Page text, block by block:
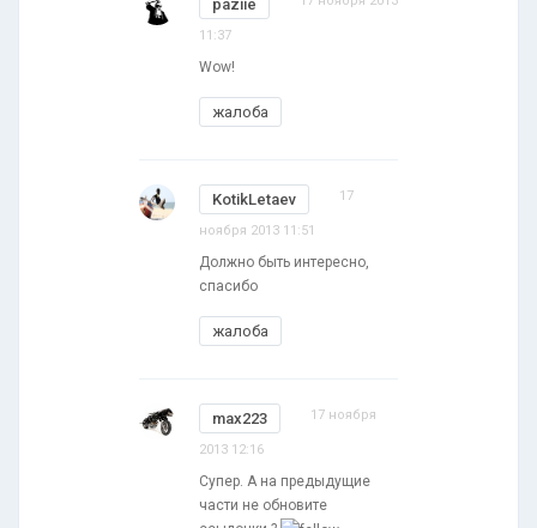
paziie
11:37
Wow!
жалоба
KotikLetaev 17
ноября 2013 11:51
Должно быть интересно,
спасибо
жалоба
max223 17 ноября
2013 12:16
Супер. А на предыдущие
части не обновите